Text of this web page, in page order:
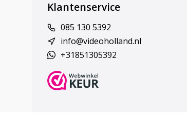
Klantenservice
085 130 5392
info@videoholland.nl
+31851305392